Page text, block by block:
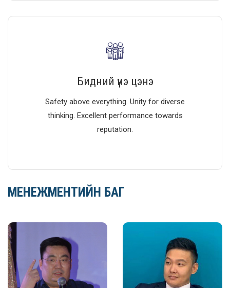
Бидний үнэ цэнэ
Safety above everything. Unity for diverse
thinking. Excellent performance towards
reputation.
МЕНЕЖМЕНТИЙН БАГ